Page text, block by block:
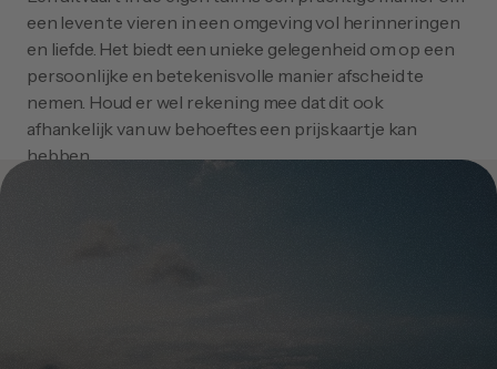
een leven te vieren in een omgeving vol herinneringen
en liefde. Het biedt een unieke gelegenheid om op een
persoonlijke en betekenisvolle manier afscheid te
nemen. Houd er wel rekening mee dat dit ook
afhankelijk van uw behoeftes een prijskaartje kan
hebben.